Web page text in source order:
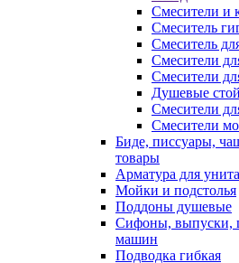
Смесители и
Смеситель
Смеситель
Смесители
Смесители
Душевые
Смесители
Смесители
Биде, писсуары,
товары
Арматура для
Мойки и подстолья
Поддоны душевые
Сифоны, выпуски,
машин
Подводка гибкая